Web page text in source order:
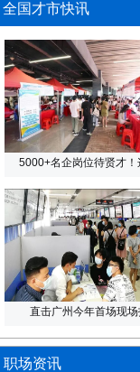
全国才市快讯
5000+名企岗位待贤才！
直击广州今年首场现场
职场资讯